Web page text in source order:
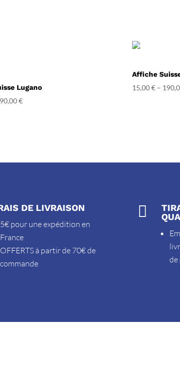
Lugano
€
Affiche
15,00€ –
DE LIVRAISON
5€ pour une expédition en
France
OFFERTS à partir de 70€ de
commande
